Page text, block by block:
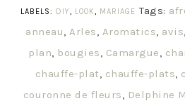
LABELS: DIY, LOOK, MARIAGE Tags:
anneau,Arles, Aromatics, avis,
plan, bougies, Camargue,
chauffe-plat, chauffe-plats,
couronne de fleurs, Delphine